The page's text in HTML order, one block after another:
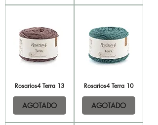
Rosarios4 Terra 13
AGOTADO
Rosarios4 Terra 10
AGOTADO